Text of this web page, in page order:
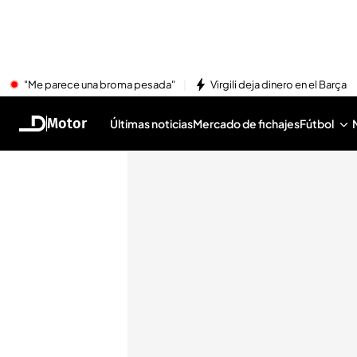
"Me parece una broma pesada" Virgili deja dinero en el Barça
Motor Últimas noticiasMercado de fichajesFútbol